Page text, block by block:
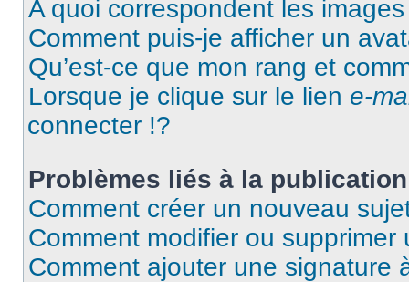
A quoi correspondent les
Comment puis-je afficher un
Qu’est-ce que mon rang et
Lorsque je clique sur le lien e-
connecter !?
Problèmes liés à la
Comment créer un nouveau
Comment modifier ou supprimer
Comment ajouter une signature